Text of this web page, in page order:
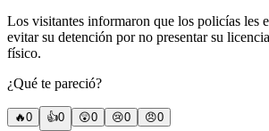
Los visitantes informaron que los policías les
evitar su detención por no presentar su
físico.
¿Qué te pareció?
🔥0 👍0 😲0 😢0 😠0